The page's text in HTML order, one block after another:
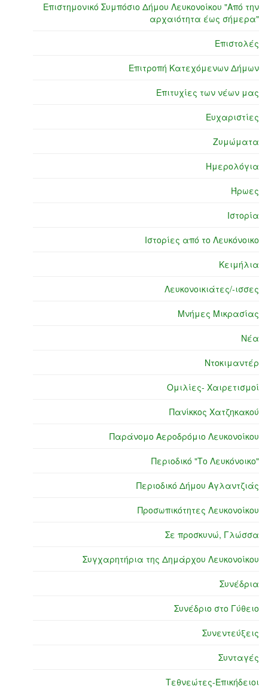
Επιστημονικό Συμπόσιο Δήμου Λευκονοίκου "Από την
αρχαιότητα έως σήμερα"
Επιστολές
Επιτροπή Κατεχόμενων Δήμων
Επιτυχίες των νέων μας
Ευχαριστίες
Ζυμώματα
Ημερολόγια
Ήρωες
Ιστορία
Ιστορίες από το Λευκόνοικο
Κειμήλια
Λευκονοικιάτες/-ισσες
Μνήμες Μικρασίας
Νέα
Ντοκιμαντέρ
Ομιλίες- Χαιρετισμοί
Πανίκκος Χατζηκακού
Παράνομο Αεροδρόμιο Λευκονοίκου
Περιοδικό "Το Λευκόνοικο"
Περιοδικό Δήμου Αγλαντζιάς
Προσωπικότητες Λευκονοίκου
Σε προσκυνώ, Γλώσσα
Συγχαρητήρια της Δημάρχου Λευκονοίκου
Συνέδρια
Συνέδριο στο Γύθειο
Συνεντεύξεις
Συνταγές
Τεθνεώτες-Επικήδειοι